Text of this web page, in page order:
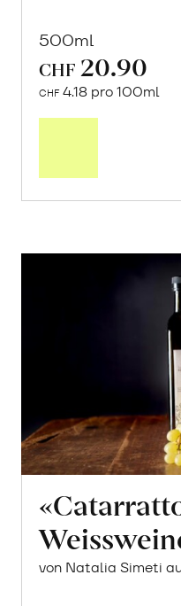
500ml
CHF 20.90
CHF 4.18 pro 100ml
von Natalia Simeti